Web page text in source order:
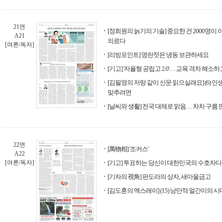
21면
A21
[여론/독자]
[정희원의 늙기의 기술] 중요한 건 2000명이
의료다
[리빙포인트] 명란젓은 냉동 보관하세요
[기고] '자율형 공립고 2.0'… 교육 격차 해소하
[김필영의 저랑 같이 신문 읽으실래요] (6) 인
맞추려면
[날씨와 생활] 전국 대체로 맑음… 차차 구름
22면
A22
[여론/독자]
[萬物相] '조커스'
[기고] 투표하는 당신이 대한민국의 수호자다
[기자의 視角] 판도라의 상자, 새마을금고
[김도훈의 엑스레이] (15) 낭만적 얼간이의 시